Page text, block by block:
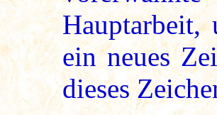
Hauptarbeit,
ein neues
dieses